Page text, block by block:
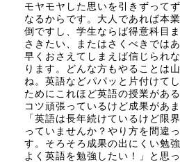
モヤモヤした思いを引きずって
なるからです。大人であれば本
倒ですし、学生ならば得意科目
さきたい、またはさくべきでは
早くおさえてしまえば信じられ
ります。どんな方もやることは
ね。英語などパパッと片付けて
ためにこれほど英語の授業があ
コツ頑張っているけど成果があ
「英語は長年続けているけど限
っていませんか？やり方を間違
す。そろそろ成果の出にくい勉
よく英語を勉強したい！」と思